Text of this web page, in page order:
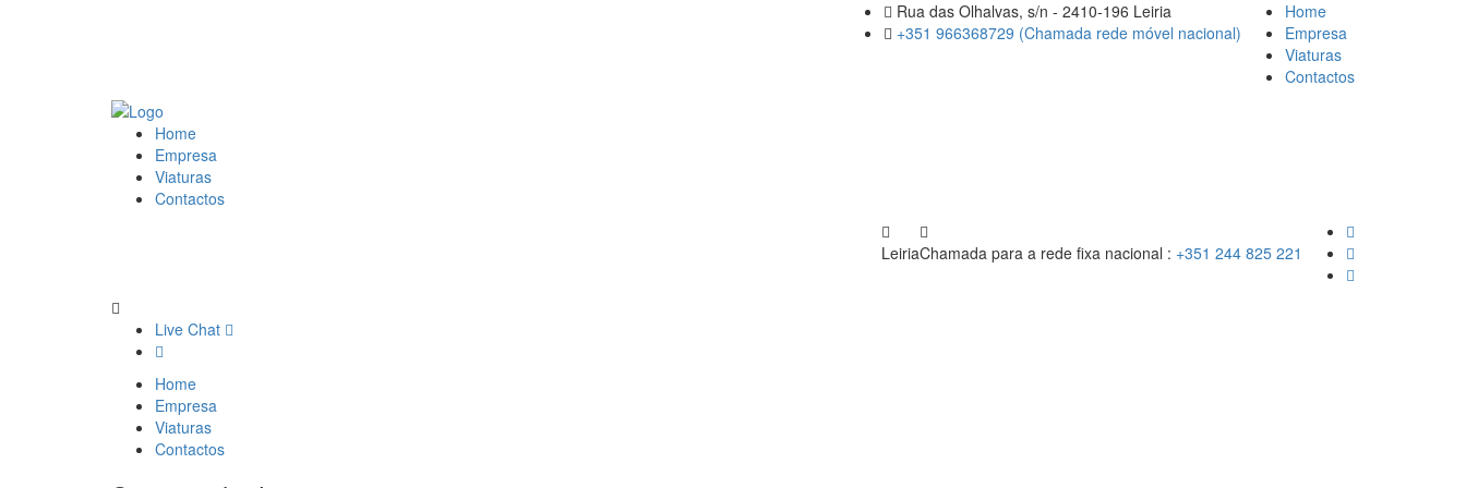
Home
Empresa
Viaturas
Contactos
Rua das Olhalvas, s/n - 2410-196 Leiria
+351 966368729 (Chamada rede móvel nacional)
Home
Empresa
Viaturas
Contactos
Chamada para a rede fixa nacional : +351 244 825 221
Leiria
Live Chat
Home
Empresa
Viaturas
Contactos